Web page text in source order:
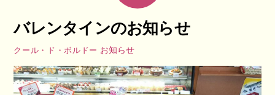
バレンタインのお知らせ
クール・ド・ボルドー お知らせ